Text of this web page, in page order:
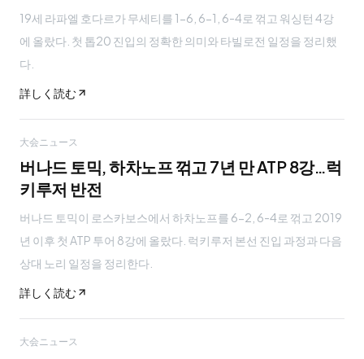
19세 라파엘 호다르가 무세티를 1-6, 6-1, 6-4로 꺾고 워싱턴 4강
에 올랐다. 첫 톱20 진입의 정확한 의미와 타빌로전 일정을 정리했
다.
詳しく読む
大会ニュース
버나드 토믹, 하차노프 꺾고 7년 만 ATP 8강…럭
키루저 반전
버나드 토믹이 로스카보스에서 하차노프를 6-2, 6-4로 꺾고 2019
년 이후 첫 ATP 투어 8강에 올랐다. 럭키루저 본선 진입 과정과 다음
상대 노리 일정을 정리한다.
詳しく読む
大会ニュース